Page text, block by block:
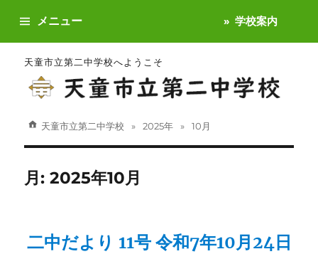
天童市立第二中学校へようこそ
メニュー 学校案内
天童市立第二中学校 2025年 10月
月:2025年10月
二中だより 11号 令和7年10月24日